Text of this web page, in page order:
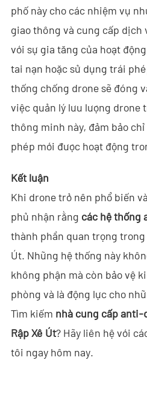
phố này cho các nhiệm vụ
giao thông và cung cấp dịch
với sự gia tăng của hoạt
tai nạn hoặc sử dụng trái
thống chống drone sẽ đóng
việc quản lý lưu lượng drone
thông minh này, đảm bảo
phép mới được hoạt động
Kết luận
Khi drone trở nên phổ biến
phủ nhận rằng các hệ thống
thành phần quan trọng trong
Út. Những hệ thống này
không phận mà còn bảo vệ
phòng và là động lực cho
Tìm kiếm nhà cung cấp anti-
Rập Xê Út? Hãy liên hệ với
tôi ngay hôm nay.